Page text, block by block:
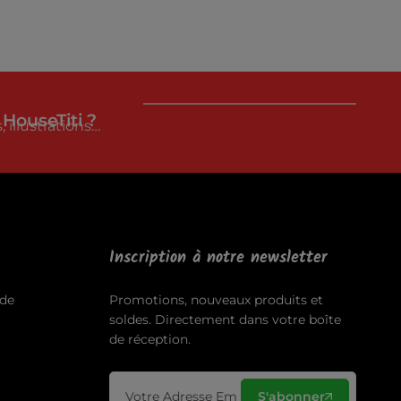
?
illustrations…
Inscription à notre newsletter
Promotions, nouveaux produits et
soldes. Directement dans votre boîte
de réception.
S'abonner